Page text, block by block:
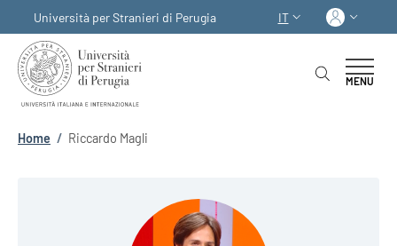
Università per Stranieri di Perugia
SELETTORE LINGUA:
IT
MENU
Briciole di pane
Home / Riccardo Magli